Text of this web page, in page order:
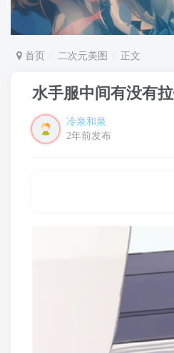
首页 二次元美图 正文
水手服中间有没有
冷泉和泉
2年前发布